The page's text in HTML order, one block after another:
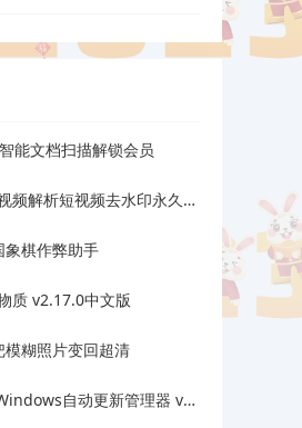
能文档扫描解锁会员
解析短视频去水印永久会员
象棋作弊助手
质 v2.17.0中文版
糊照片变回超清
动更新管理器 v3.8.2.0 汉化绿色版